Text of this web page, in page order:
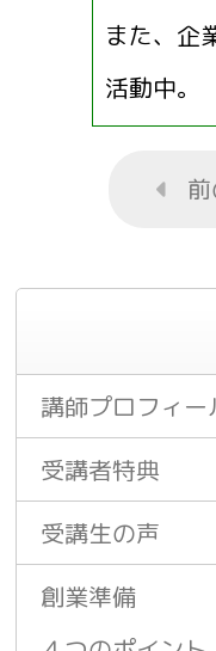
また、企
活動中。
講師プロフィー
受講者特典
受講生の声
創業準備